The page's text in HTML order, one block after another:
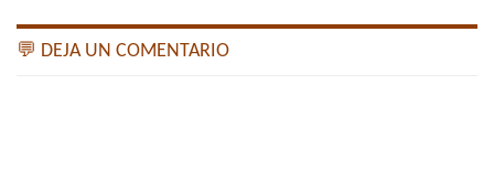
💬 DEJA UN COMENTARIO